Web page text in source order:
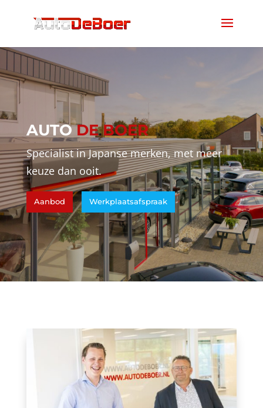
AUTODE BOER
Specialist in Japanse merken, met meer
keuze dan ooit.
Aanbod Werkplaatsafspraak